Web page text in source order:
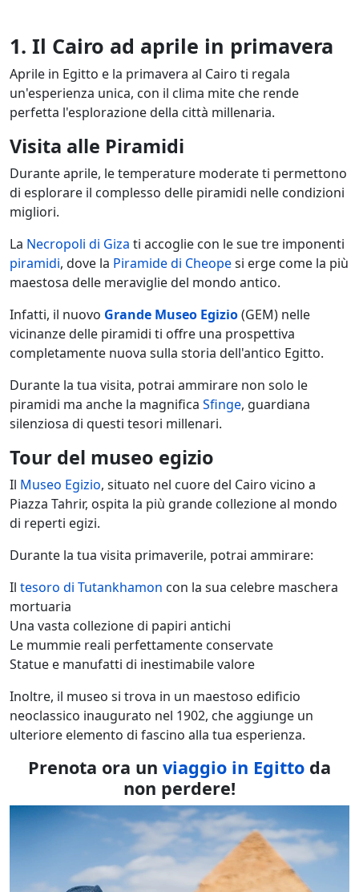
1. Il Cairo ad aprile in primavera
Aprile in Egitto e la primavera al Cairo ti regala
un'esperienza unica, con il clima mite che rende
perfetta l'esplorazione della città millenaria.
Visita alle Piramidi
Durante aprile, le temperature moderate ti permettono
di esplorare il complesso delle piramidi nelle condizioni
migliori.
La Necropoli di Giza ti accoglie con le sue tre imponenti
piramidi, dove la Piramide di Cheopesi erge come la più
maestosa delle meraviglie del mondo antico.
Infatti, il nuovo Grande Museo Egizio(GEM) nelle
vicinanze delle piramidi ti offre una prospettiva
completamente nuova sulla storia dell'antico Egitto.
Durante la tua visita, potrai ammirare non solo le
piramidi ma anche la magnifica Sfinge, guardiana
silenziosa di questi tesori millenari.
Tour del museo egizio
Il Museo Egizio, situato nel cuore del Cairo vicino a
Piazza Tahrir, ospita la più grande collezione al mondo
di reperti egizi.
Durante la tua visita primaverile, potrai ammirare:
Il tesoro di Tutankhamon con la sua celebre maschera
mortuaria
Una vasta collezione di papiri antichi
Le mummie reali perfettamente conservate
Statue e manufatti di inestimabile valore
Inoltre, il museo si trova in un maestoso edificio
neoclassico inaugurato nel 1902, che aggiunge un
ulteriore elemento di fascino alla tua esperienza.
Prenota ora un viaggio in Egitto da
non perdere!